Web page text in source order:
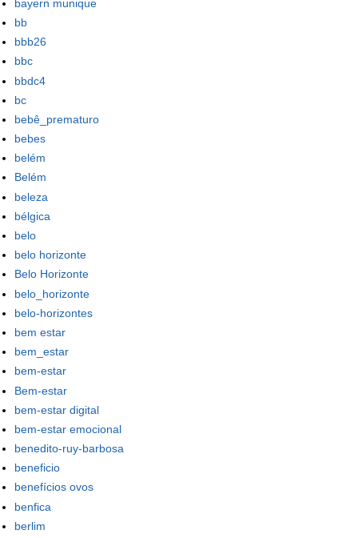
bayern munique
bb
bbb26
bbc
bbdc4
bc
bebê_prematuro
bebes
belém
Belém
beleza
bélgica
belo
belo horizonte
Belo Horizonte
belo_horizonte
belo-horizontes
bem estar
bem_estar
bem-estar
Bem-estar
bem-estar digital
bem-estar emocional
benedito-ruy-barbosa
beneficio
benefícios ovos
benfica
berlim